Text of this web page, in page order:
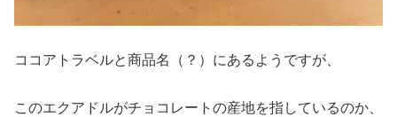
ココアトラベルと商品名（？）にあるようですが、
このエクアドルがチョコレートの産地を指しているのか、